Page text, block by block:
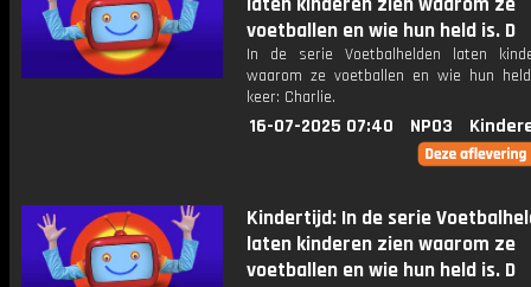
voetballen en wie hun held is. D
In de serie Voetbalhelden laten
waarom ze voetballen en wie hun
keer: Charlie.
16-07-2025 07:40 NPO3
Kindertijd: In de serie
laten kinderen zien waarom ze
voetballen en wie hun held is. D